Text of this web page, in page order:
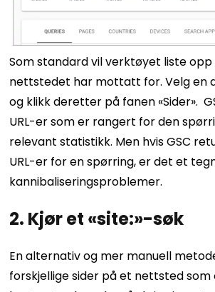
Som standard vil verktøyet liste opp
nettstedet har mottatt for. Velg en
og klikk deretter på fanen «Sider».
URL-er som er rangert for den
relevant statistikk. Men hvis GSC
URL-er for en spørring, er det et
kannibaliseringsproblemer.
2. Kjør et «site:»-søk
En alternativ og mer manuell
forskjellige sider på et nettsted